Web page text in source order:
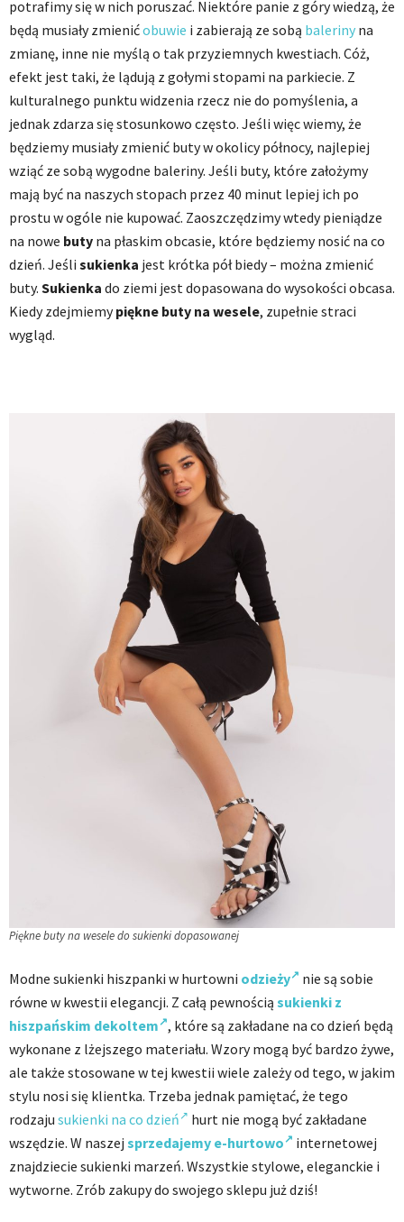
potrafimy się w nich poruszać. Niektóre panie z góry wiedzą, że
będą musiały zmienićobuwie i zabierają ze sobą baleriny na
zmianę, inne nie myślą o tak przyziemnych kwestiach. Cóż,
efekt jest taki, że lądują z gołymi stopami na parkiecie. Z
kulturalnego punktu widzenia rzecz nie do pomyślenia, a
jednak zdarza się stosunkowo często. Jeśli więc wiemy, że
będziemy musiały zmienić buty w okolicy północy, najlepiej
wziąć ze sobą wygodne baleriny. Jeśli buty, które założymy
mają być na naszych stopach przez 40 minut lepiej ich po
prostu w ogóle nie kupować. Zaoszczędzimy wtedy pieniądze
na nowe buty na płaskim obcasie, które będziemy nosić na co
dzień. Jeśli sukienka jest krótka pół biedy – można zmienić
buty. Sukienka do ziemi jest dopasowana do wysokości obcasa.
Kiedy zdejmiemypiękne buty na wesele, zupełnie straci
wygląd.
Piękne buty na wesele do sukienki dopasowanej
Modne sukienki hiszpanki w hurtowni odzieży
nie są sobie
równe w kwestii elegancji. Z całą pewnością sukienki z
hiszpańskim dekoltem , które są zakładane na co dzień będą
wykonane z lżejszego materiału. Wzory mogą być bardzo żywe,
ale także stosowane w tej kwestii wiele zależy od tego, w jakim
stylu nosi się klientka. Trzeba jednak pamiętać, że tego
rodzaju sukienki na co dzień
hurt nie mogą być zakładane
wszędzie. W naszej sprzedajemy e-hurtowo
internetowej
znajdziecie sukienki marzeń. Wszystkie stylowe, eleganckie i
wytworne. Zrób zakupy do swojego sklepu już dziś!